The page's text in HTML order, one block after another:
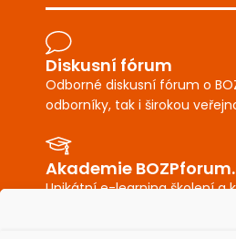
Diskusní fórum
Odborné diskusní fórum o
odborníky, tak i širokou
Akademie
Unikátní e-learning školení a